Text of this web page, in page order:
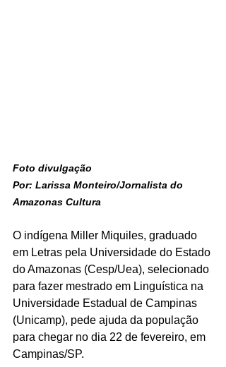
Foto divulgação
Por: Larissa Monteiro/Jornalista do
Amazonas Cultura
O indígena Miller Miquiles, graduado
em Letras pela Universidade do Estado
do Amazonas (Cesp/Uea), selecionado
para fazer mestrado em Linguística na
Universidade Estadual de Campinas
(Unicamp), pede ajuda da população
para chegar no dia 22 de fevereiro, em
Campinas/SP.